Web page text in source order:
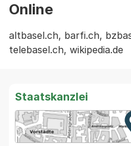
Online
altbasel.ch, barfi.ch,
telebasel.ch, wikipedia.de
Staatskanzlei